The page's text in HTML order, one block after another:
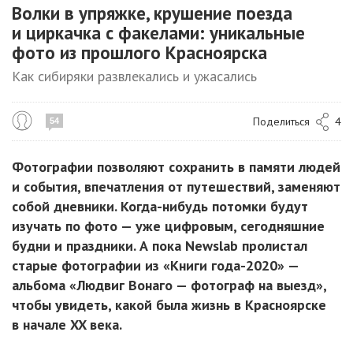
Волки в упряжке, крушение поезда
и циркачка с факелами: уникальные
фото из прошлого Красноярска
Как сибиряки развлекались и ужасались
54 Поделиться 4
Фотографии позволяют сохранить в памяти людей
и события, впечатления от путешествий, заменяют
собой дневники. Когда-нибудь потомки будут
изучать по фото — уже цифровым, сегодняшние
будни и праздники. А пока Newslab пролистал
старые фотографии из «Книги года-2020» —
альбома «Людвиг Вонаго — фотограф на выезд»,
чтобы увидеть, какой была жизнь в Красноярске
в начале XX века.